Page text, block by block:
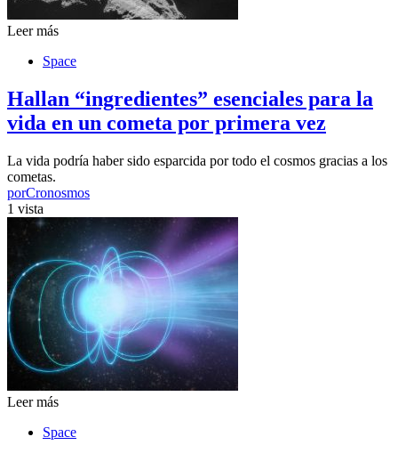
Leer más
Space
Hallan “ingredientes” esenciales para la
vida en un cometa por primera vez
La vida podría haber sido esparcida por todo el cosmos gracias a los
cometas.
porCronosmos
1 vista
Leer más
Space